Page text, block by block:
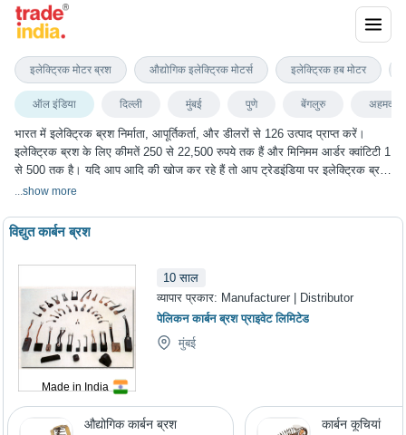
भारत में इलेक्ट्रिक ब्रश निर्माता, आपूर्तिकर्ता, और डीलरों से 126 उत्पाद प्राप्त करें।
इलेक्ट्रिक ब्रश के लिए कीमतें 250 से 22,500 रुपये तक हैं और मिनिमम आर्डर क्वांटिटी 1
से 500 तक है। यदि आप आदि की खोज कर रहे हैं तो आप ट्रेडइंडिया पर इलेक्ट्रिक ब्रश
के सबसे अच्छा विकल्प चुन सकते हैं। हम विभिन्न शहरों में इलेक्ट्रिक ब्रश के विकल्प प्रदान
...show more
ऑल इंडिया दिल्ली मुंबई पुणे बेंगलुरु
Made in India
विद्युत कार्बन ब्रश
10 साल
व्यापार प्रकार: Manufacturer | Distributor
पेलिकन कार्बन ब्रश प्राइवेट लिमिटेड
मुंबई
औद्योगिक कार्बन ब्रश कार्बन कूचियां
इलेक्ट्रिक मोटर ब्रश औद्योगिक इलेक्ट्रिक मोटर्स इलेक्ट्रिक हब मोटर